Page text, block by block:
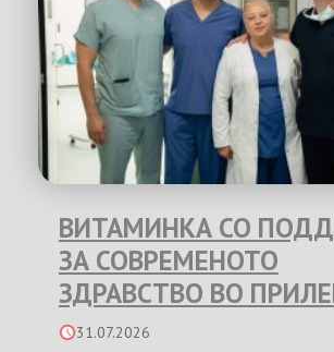
ВИТАМИНКА СО
ЗА СОВРЕМЕНОТО
ЗДРАВСТВО ВО
31.07.2026